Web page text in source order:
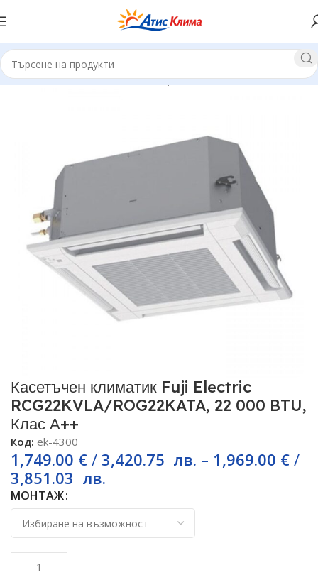
Начало Касетъчни климатици
Касетъчен климатик Fuji Electric
RCG22KVLA/ROG22KATA, 22 000 BTU,
Клас А++
Код: ek-4300
1,749.00 € / 3,420.75 лв. – 1,969.00 € /
3,851.03 лв.
МОНТАЖ